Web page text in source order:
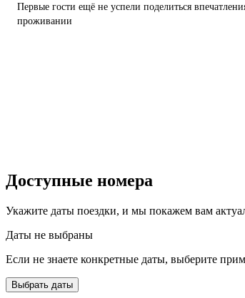
Первые гости ещё не успели поделиться
проживании
Доступные номера
Укажите даты поездки, и мы покажем вам
Даты не выбраны
Если не знаете конкретные даты, выберите
Выбрать даты